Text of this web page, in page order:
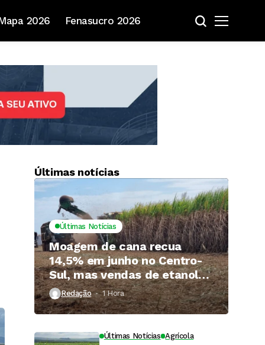
2026 Fenasucro 2026
Últimas notícias
Últimas Notícias
Moagem de cana recua
14,5% em junho no Centro-
Sul, mas vendas de etanol
superam 3 bilhões de litros
Redação 1 Hora ⁮
Últimas Notícias Agrícola